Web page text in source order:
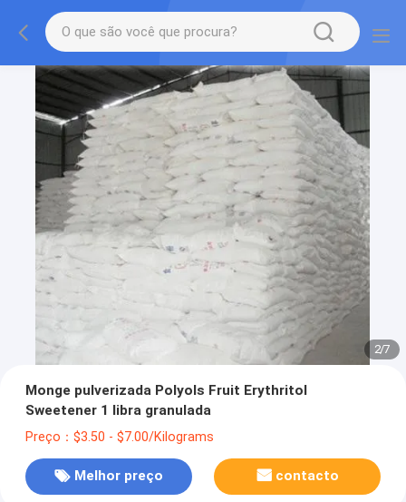
2/7
Monge pulverizada Polyols Fruit Erythritol
Sweetener 1 libra granulada
Preço：$3.50 - $7.00/Kilograms
Melhor preço contacto